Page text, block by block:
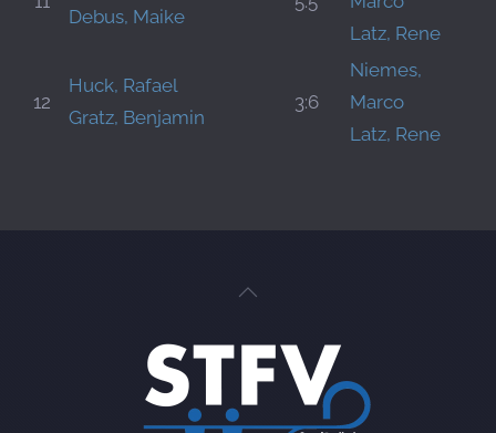
Debus, Maike
Latz, Rene
12
Huck, Rafael
Gratz, Benjamin
3:6
Niemes,
Marco
Latz, Rene